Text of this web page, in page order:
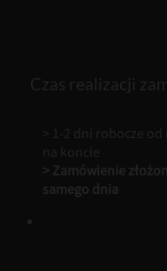
Czas realizacji
> 1-2 dni robocze
na koncie
> Zamówienie
samego dnia